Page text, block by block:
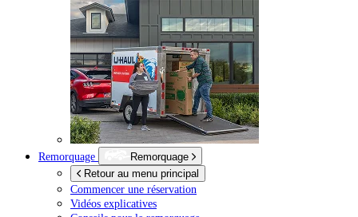
Remorquage
Remorquage
Retour au menu principal
Commencer une réservation
Vidéos explicatives